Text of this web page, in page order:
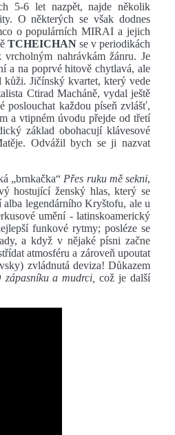
5-6 let nazpět, najde několik
O některých se však dodnes
o populárních MIRAI a jejich
TCHEICHAN se v periodikách
nahrávkám žánru. Je
a na poprvé hitově chytlavá, ale
kůži. Jičínský kvartet, který vede
Ctirad Macháně, vydal ještě
poslouchat každou píseň zvlášť,
a vtipném úvodu přejde od třetí
základ obohacují klávesové
Odvážil bych se ji nazvat
„brnkačka“Přes ruku mě sekni,
hostující ženský hlas, který se
legendárního Kryštofu, ale u
umění - latinskoamerický
funkové rytmy; posléze se
a když v nějaké písni začne
atmosféru a zároveň upoutat
zvládnutá deviza! Důkazem
zápasníku a mudrci, což je další